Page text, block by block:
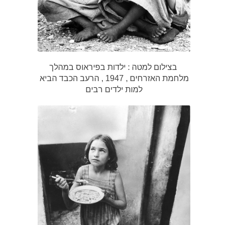
בצילום למטה : ילדות בפיראוס במהלך
מלחמת האזרחים , 1947 , הרעב הכבד הביא
למות ילדים רבים